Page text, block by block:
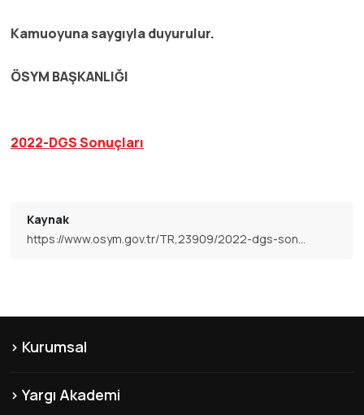
Kamuoyuna saygıyla duyurulur.
ÖSYM BAŞKANLIĞI
2022-DGS Sonuçları
Kaynak
https://www.osym.gov.tr/TR,23909/2022-dgs-sonuclari-aciklandi-11082022.html
Kurumsal
Hakkımızda
Yargı Akademi